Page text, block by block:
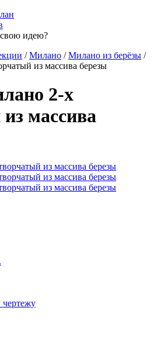
/ Милано / Милано из берёзы /
из массива березы
2-х
массива
чертежу